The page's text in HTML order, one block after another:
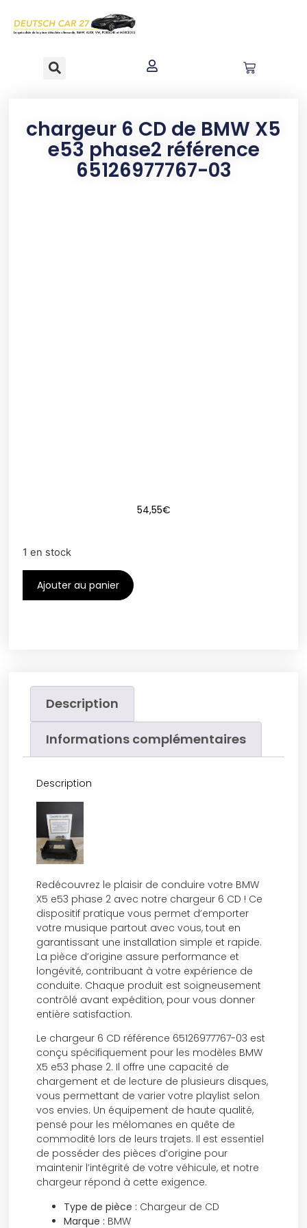
principal
chargeur 6 CD de BMW X5
e53 phase2 référence
65126977767-03
54,55€
1 en stock
Ajouter au panier
Description
Informations complémentaires
Description
Redécouvrez le plaisir de conduire votre BMW
X5 e53 phase 2 avec notre chargeur 6 CD ! Ce
dispositif pratique vous permet d’emporter
votre musique partout avec vous, tout en
garantissant une installation simple et rapide.
La pièce d’origine assure performance et
longévité, contribuant à votre expérience de
conduite. Chaque produit est soigneusement
contrôlé avant expédition, pour vous donner
entière satisfaction.
Le chargeur 6 CD référence 65126977767-03 est
conçu spécifiquement pour les modèles BMW
X5 e53 phase 2. Il offre une capacité de
chargement et de lecture de plusieurs disques,
vous permettant de varier votre playlist selon
vos envies. Un équipement de haute qualité,
pensé pour les mélomanes en quête de
commodité lors de leurs trajets. Il est essentiel
de posséder des pièces d’origine pour
maintenir l’intégrité de votre véhicule, et notre
chargeur répond à cette exigence.
Type de pièce : Chargeur de CD
Marque : BMW